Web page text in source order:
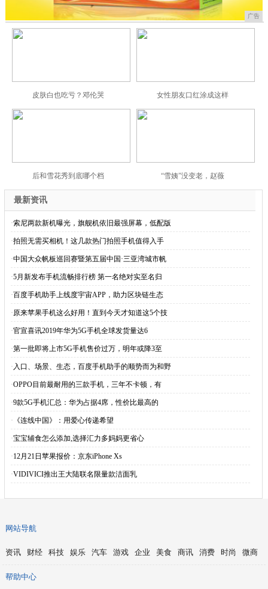
广告
皮肤白也吃亏？邓伦哭 女性朋友口红涂成这样
后和雪花秀到底哪个档 “雪姨”没变老，赵薇
最新资讯
·索尼两款新机曝光，旗舰机依旧最强屏幕，低配版
·拍照无需买相机！这几款热门拍照手机值得入手
·中国大众帆板巡回赛暨第五届中国·三亚湾城市帆
·5月新发布手机流畅排行榜 第一名绝对实至名归
·百度手机助手上线度宇宙APP，助力区块链生态
·原来苹果手机这么好用！直到今天才知道这5个技
·官宣喜讯2019年华为5G手机全球发货量达6
·第一批即将上市5G手机售价过万，明年或降3至
· 入口、场景、生态，百度手机助手的顺势而为和野
·OPPO目前最耐用的三款手机，三年不卡顿，有
·9款5G手机汇总：华为占据4席，性价比最高的
· 《连线中国》：用爱心传递希望
·宝宝辅食怎么添加,选择汇力多妈妈更省心
·12月21日苹果报价：京东iPhone Xs
·VIDIVICI推出王大陆联名限量款洁面乳
网站导航
资讯 财经 科技 娱乐 汽车 游戏 企业 美食 商讯 消费 时尚 微商
帮助中心